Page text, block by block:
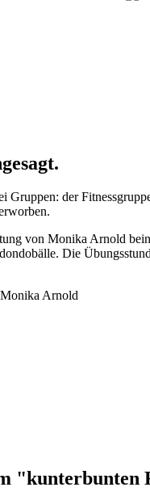
Gruppen: der
von Monika Arnold
Die